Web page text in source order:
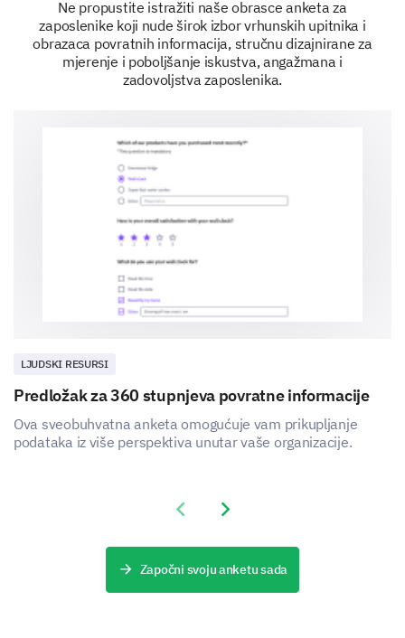
Does your team collaborate to find solutions?
Are team members comfortable expressing contrary
Personal Development and Growth
This final section is about personal development and
growth within your team.
Please indicate how often the following
personal development activities happen within
Training sessions
Performance appraisals
Feedback sessions
Can you share an example of how the team
helped in your professional growth?
Ne propustite istražiti naše obrasce anketa za
zaposlenike koji nude širok izbor vrhunskih upitnika i
obrazaca povratnih informacija, stručnu dizajnirane za
mjerenje i poboljšanje iskustva, angažmana i
zadovoljstva zaposlenika.
LJUDSKI RESURSI
Predložak za 360 stupnjeva povratne informacije
Ova sveobuhvatna anketa omogućuje vam prikupljanje
podataka iz više perspektiva unutar vaše organizacije.
Previous slide
Next slide
Započni svoju anketu sada